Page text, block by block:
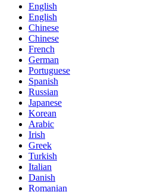
English
English
Chinese
Chinese
French
German
Portuguese
Spanish
Russian
Japanese
Korean
Arabic
Irish
Greek
Turkish
Italian
Danish
Romanian